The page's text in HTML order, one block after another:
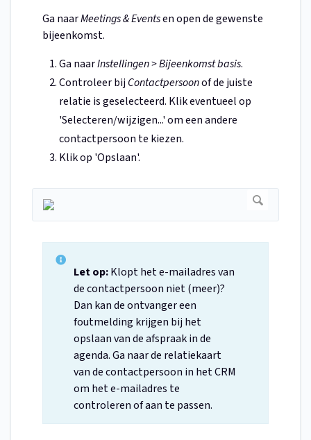
Ga naarMeetings & Eventsen open de gewenste
bijeenkomst.
Ga naarInstellingen > Bijeenkomst basis.
Controleer bijContactpersoonof de juiste
relatie is geselecteerd. Klik eventueel op
'Selecteren/wijzigen...' om een andere
contactpersoon te kiezen.
Klik op 'Opslaan'.
Let op:Klopt het e-mailadres van
de contactpersoon niet (meer)?
Dan kan de ontvanger een
foutmelding krijgen bij het
opslaan van de afspraak in de
agenda. Ga naar de relatiekaart
van de contactpersoon in het CRM
om het e-mailadres te
controleren of aan te passen.